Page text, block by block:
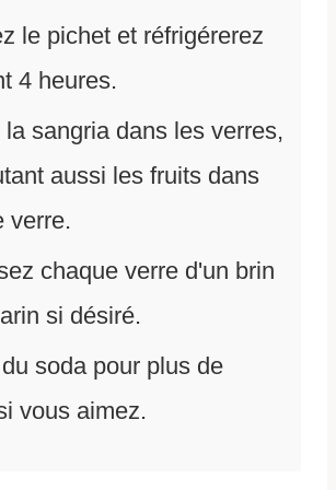
le pichet et réfrigérerez
4 heures.
la sangria dans les verres,
aussi les fruits dans
verre.
chaque verre d'un brin
si désiré.
soda pour plus de
vous aimez.